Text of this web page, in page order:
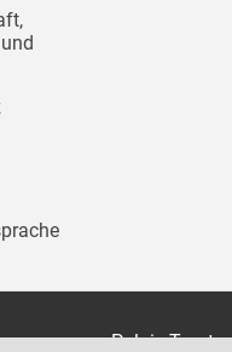
Palais